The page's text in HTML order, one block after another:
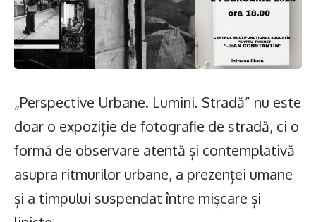
„Perspective Urbane. Lumini. Stradă” nu este
doar o expoziție de fotografie de stradă, ci o
formă de observare atentă și contemplativă
asupra ritmurilor urbane, a prezenței umane
și a timpului suspendat între mișcare și